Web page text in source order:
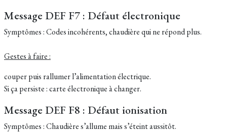
Message DEF F7 : Défaut électronique
Symptômes : Codes incohérents, chaudière qui ne répond plus.
Gestes à faire :
couper puis rallumer l’alimentation électrique.
Si ça persiste : carte électronique à changer.
Message DEF F8 : Défaut ionisation
Symptômes : Chaudière s’allume mais s’éteint aussitôt.